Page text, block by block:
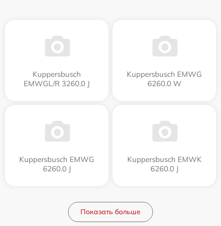
Kuppersbusch
EMWGL/R 3260.0 J
Kuppersbusch EMWG
6260.0 W
Kuppersbusch EMWG
6260.0 J
Kuppersbusch EMWK
6260.0 J
Показать больше